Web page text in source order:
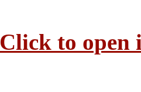
Click to open